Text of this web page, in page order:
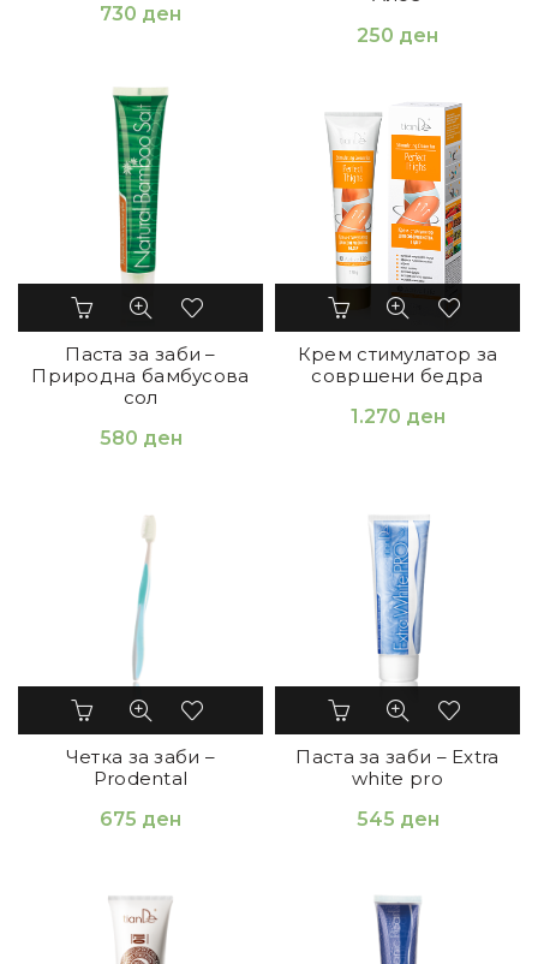
730 ден
250 ден
Паста за заби –
Природна бамбусова
сол
580 ден
Крем стимулатор за
совршени бедра
1.270 ден
Четка за заби –
Prodental
675 ден
Паста за заби – Extra
white pro
545 ден